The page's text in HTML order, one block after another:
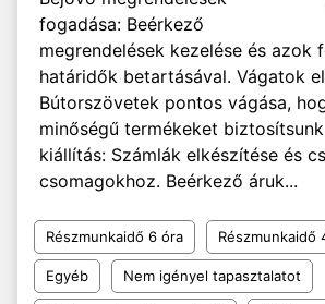
fogadása: Beérkező
megrendelések kezelése és azok
határidők betartásával. Vágatok
Bútorszövetek pontos vágása,
minőségű termékeket
kiállítás: Számlák elkészítése és
csomagokhoz. Beérkező áruk...
Részmunkaidő 6 óra Részmunkaidő
Egyéb Nem igényel tapasztalatot